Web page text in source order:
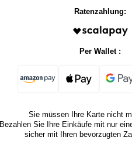
Ratenzahlung:
Per Wallet :
Sie müssen Ihre Karte nicht
Bezahlen Sie Ihre Einkäufe mit nur
sicher mit Ihren bevorzugten